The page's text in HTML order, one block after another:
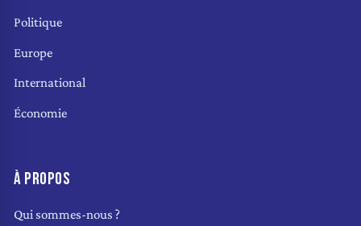
Politique
Europe
International
Économie
À PROPOS
Qui sommes-nous ?